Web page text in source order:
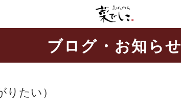
ブログ・お知らせ
たい）